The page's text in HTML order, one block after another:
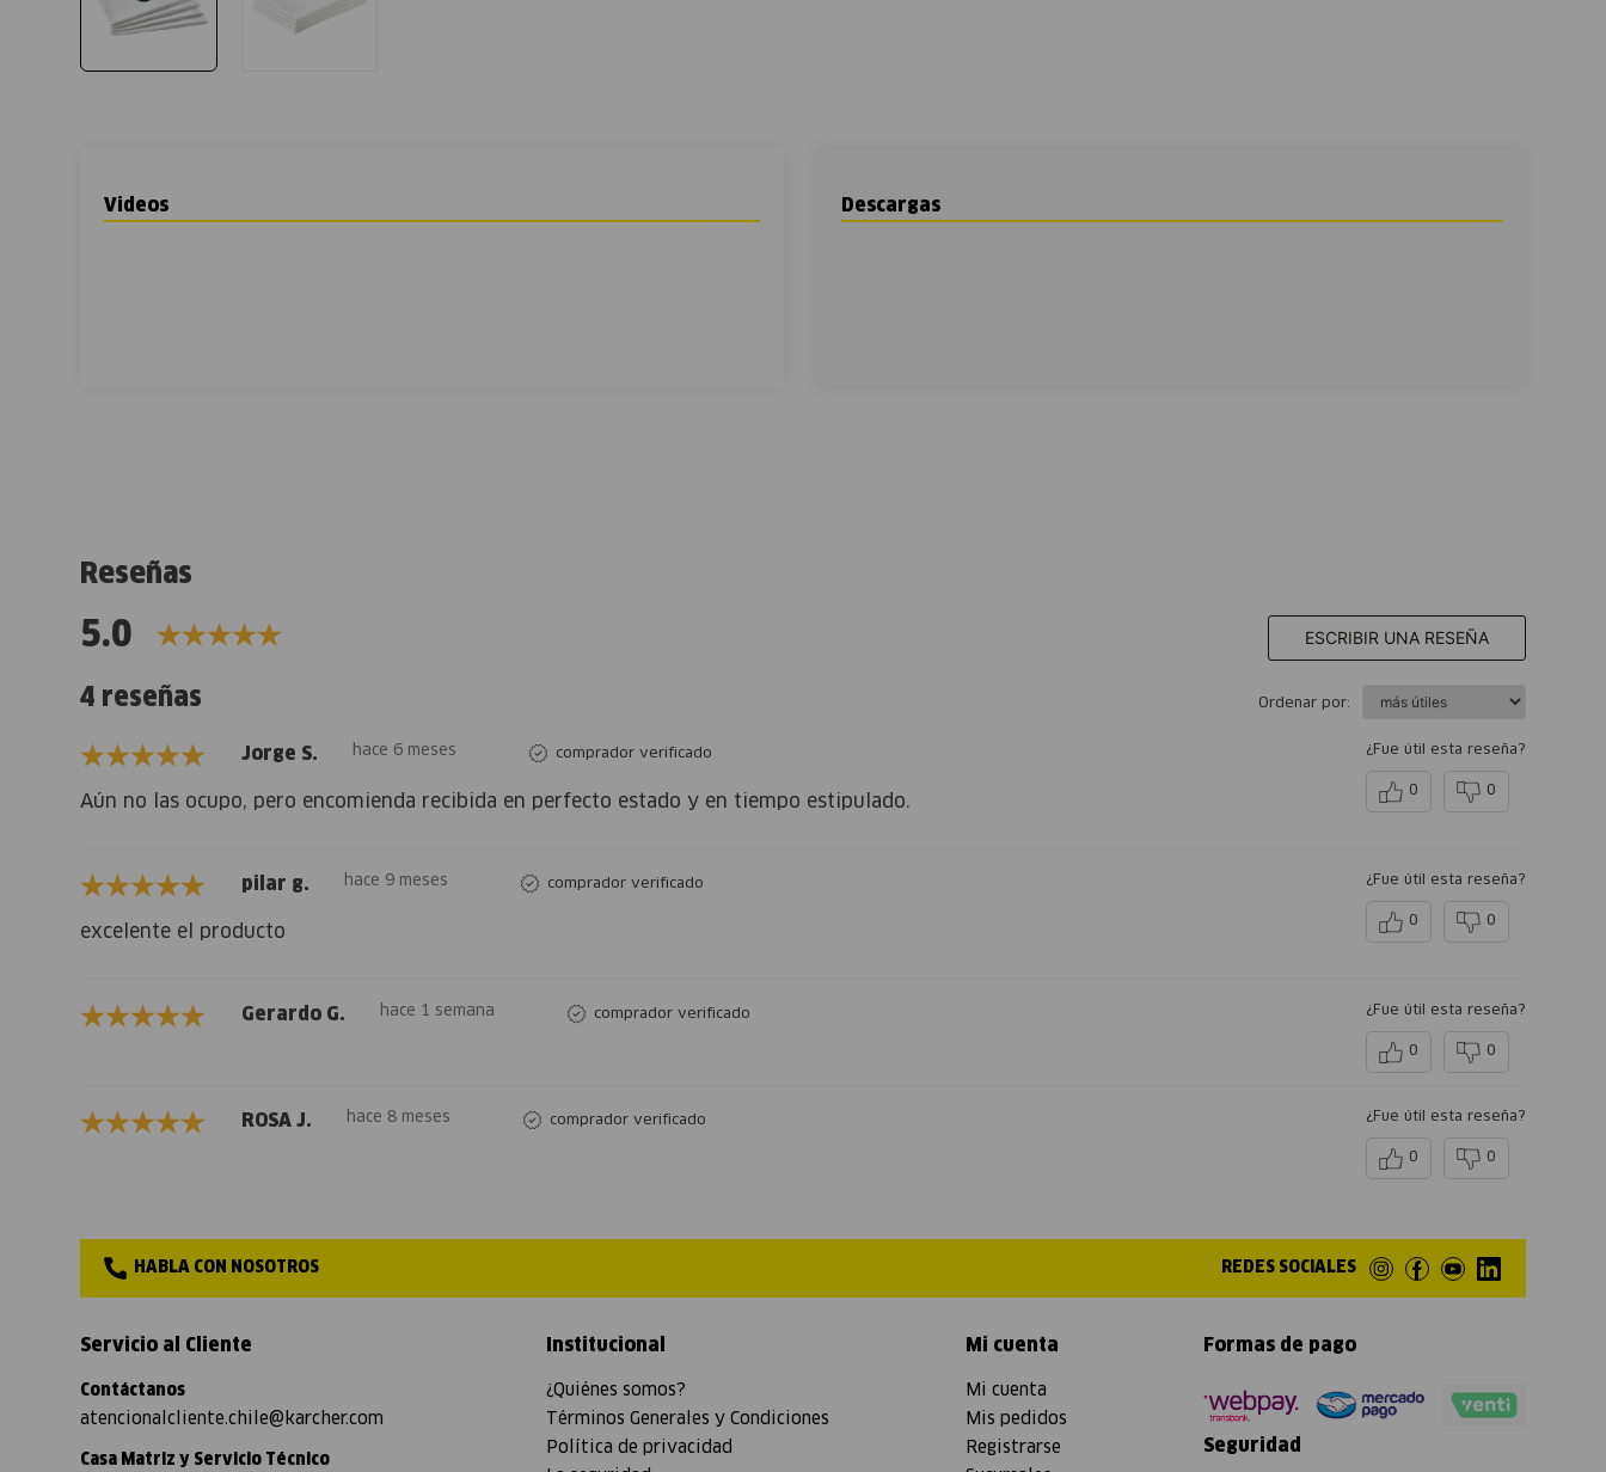
Videos Descargas
Reseñas
5.0 ESCRIBIR UNA RESEÑA
4 reseñas Ordenar por:
Jorge S. hace 6 meses comprador verificado
Aún no las ocupo, pero encomienda recibida en perfecto estado y en tiempo estipulado.
¿Fue útil esta reseña?
0 0
pilar g. hace 9 meses comprador verificado
excelente el producto
¿Fue útil esta reseña?
0 0
Gerardo G. hace 1 semana comprador verificado ¿Fue útil esta reseña?
0 0
ROSA J. hace 8 meses comprador verificado ¿Fue útil esta reseña?
0 0
HABLA CON NOSOTROS REDES SOCIALES
Servicio al Cliente
Contáctanos
atencionalcliente.chile@karcher.com
Casa Matriz y Servicio Técnico
Institucional
¿Quiénes somos?
Términos Generales y Condiciones
Política de privacidad
Mi cuenta
Mi cuenta
Mis pedidos
Registrarse
Formas de pago
Seguridad